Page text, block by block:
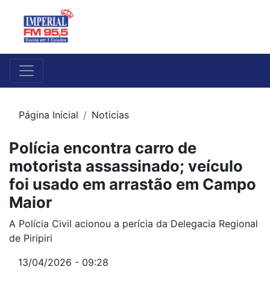
Página Inicial Noticias
Polícia encontra carro de
motorista assassinado; veículo
foi usado em arrastão em Campo
Maior
A Polícia Civil acionou a perícia da Delegacia Regional
de Piripiri
13/04/2026 - 09:28